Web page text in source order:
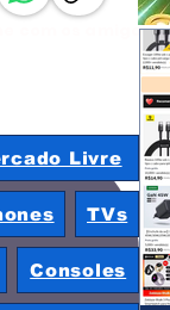
com os amigos
Livre
TVs
Consoles